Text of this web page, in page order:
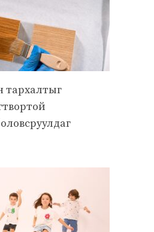
тархалтыг